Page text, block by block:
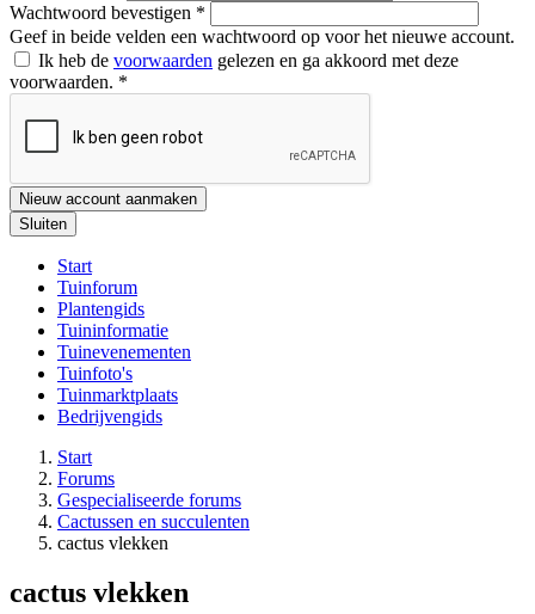
Wachtwoord bevestigen *
Geef in beide velden een wachtwoord op voor het nieuwe account.
Ik heb de voorwaarden gelezen en ga akkoord met deze
voorwaarden. *
Nieuw account aanmaken
Sluiten
Start
Tuinforum
Plantengids
Tuininformatie
Tuinevenementen
Tuinfoto's
Tuinmarktplaats
Bedrijvengids
Start
Forums
Gespecialiseerde forums
Cactussen en succulenten
cactus vlekken
cactus vlekken